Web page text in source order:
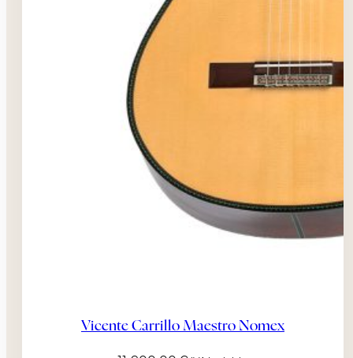
Vicente Carrillo Maestro Nomex